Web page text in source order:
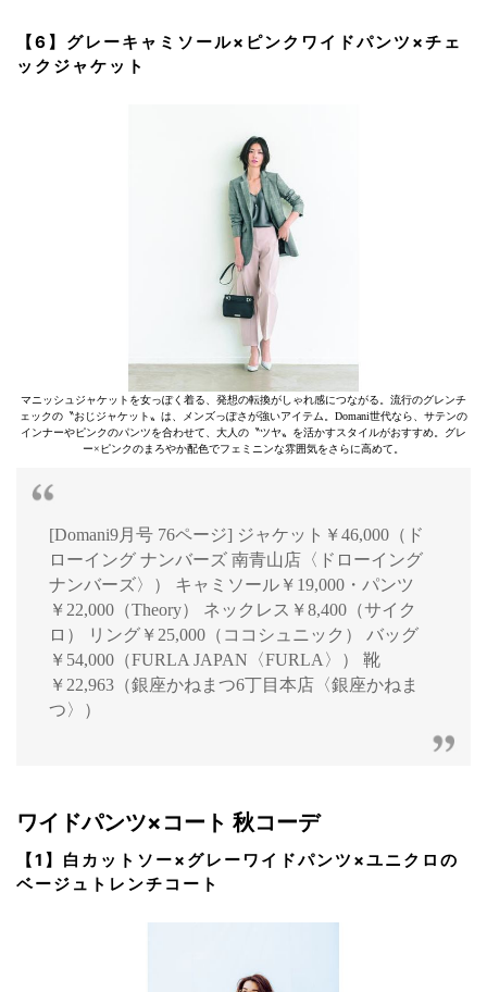
【6】グレーキャミソール×ピンクワイドパンツ×チェ
ックジャケット
マニッシュジャケットを女っぽく着る、発想の転換がしゃれ感につながる。流行のグレンチ
ェックの〝おじジャケット〟は、メンズっぽさが強いアイテム。Domani世代なら、サテンの
インナーやピンクのパンツを合わせて、大人の〝ツヤ〟を活かすスタイルがおすすめ。グレ
ー×ピンクのまろやか配色でフェミニンな雰囲気をさらに高めて。
[Domani9月号 76ページ] ジャケット￥46,000（ド
ローイング ナンバーズ 南青山店〈ドローイング
ナンバーズ〉） キャミソール￥19,000・パンツ
￥22,000（Theory） ネックレス￥8,400（サイク
ロ） リング￥25,000（ココシュニック） バッグ
￥54,000（FURLA JAPAN〈FURLA〉） 靴
￥22,963（銀座かねまつ6丁目本店〈銀座かねま
つ〉）
ワイドパンツ×コート 秋コーデ
【1】白カットソー×グレーワイドパンツ×ユニクロの
ベージュトレンチコート